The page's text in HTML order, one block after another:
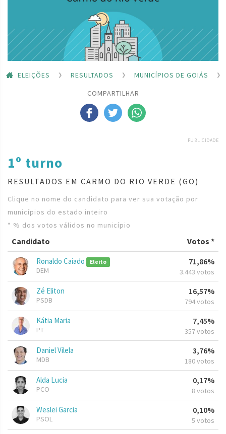
ELEIÇÕES RESULTADOS
MUNICÍPIOS DE GOIÁS
COMPARTILHAR
PUBLICIDADE
1º turno
RESULTADOS EM CARMO DO RIO VERDE (GO)
Clique no nome do candidato para ver sua votação por
municípios do estado inteiro
* % dos votos válidos no município
Candidato Votos *
Ronaldo Caiado Eleito
DEM
71,86%
3.443 votos
Zé Eliton
PSDB
16,57%
794 votos
Kátia Maria
PT
7,45%
357 votos
Daniel Vilela
MDB
3,76%
180 votos
Alda Lucia
PCO
0,17%
8 votos
Weslei Garcia
PSOL
0,10%
5 votos